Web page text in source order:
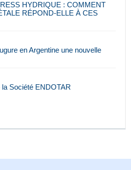
HYDRIQUE : COMMENT
RÉPOND-ELLE À CES
en Argentine une nouvelle
Société ENDOTAR